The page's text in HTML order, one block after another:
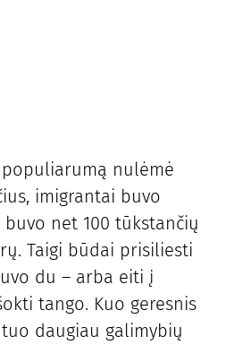
nulėmė
imigrantai buvo
net 100 tūkstančių
Taigi būdai prisiliesti
du – arba eiti į
tango. Kuo geresnis
daugiau galimybių